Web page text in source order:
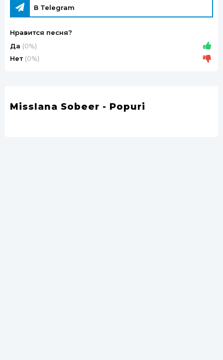
В Telegram
Нравится песня?
Да (0%)
Нет (0%)
Misslana Sobeer - Popuri